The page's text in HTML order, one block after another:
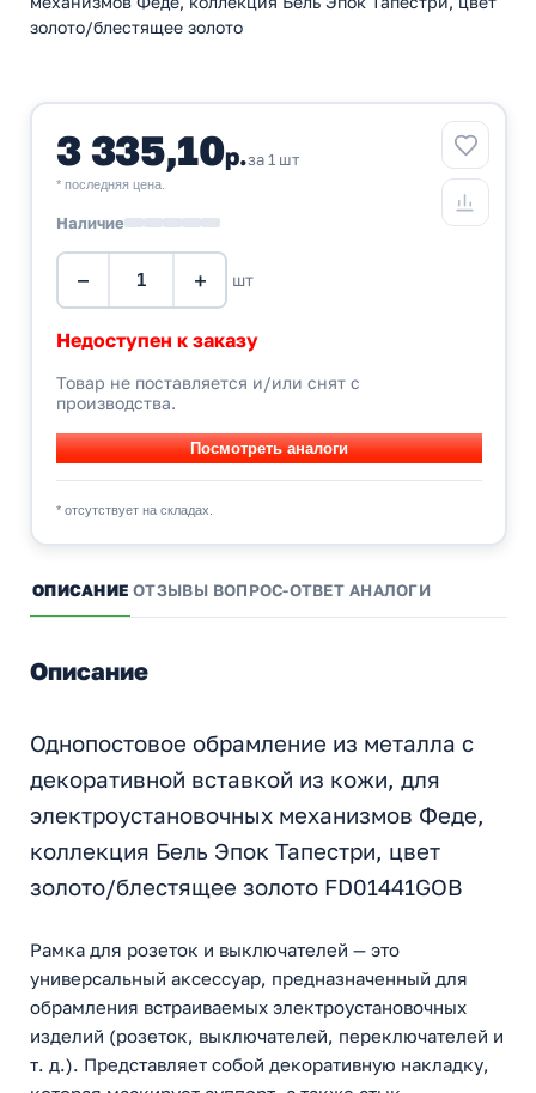
золото/блестящее золото
3 335,10р.за 1 шт
* последняя цена.
Наличие
− + шт
Недоступен к заказу
Товар не поставляется и/или снят с
производства.
* отсутствует на складах.
ОПИСАНИЕ ОТЗЫВЫ ВОПРОС-ОТВЕТ АНАЛОГИ
Описание
Однопостовое обрамление из металла с
декоративной вставкой из кожи, для
электроустановочных механизмов Феде,
коллекция Бель Эпок Тапестри, цвет
золото/блестящее золото FD01441GOB
Рамка для розеток и выключателей — это
универсальный аксессуар, предназначенный для
обрамления встраиваемых электроустановочных
изделий (розеток, выключателей, переключателей и
т. д.). Представляет собой декоративную накладку,